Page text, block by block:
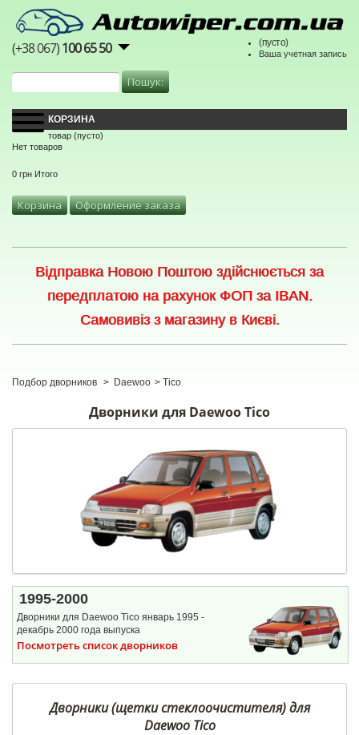
(+38 067)100 65 50 (пусто)
Ваша учетная запись
КОРЗИНА
товар (пусто)
Нет товаров
0 грн Итого
Корзина Оформление заказа
Відправка Новою Поштою здійснюється за
передплатою на рахунок ФОП за IBAN.
Самовивіз з магазину в Києві.
Подбор дворников > Daewoo > Tico
Дворники для Daewoo Tico
1995-2000
Дворники для Daewoo Tico январь 1995 -
декабрь 2000 года выпуска
Посмотреть список дворников
Дворники (щетки стеклоочистителя) для
Daewoo Tico